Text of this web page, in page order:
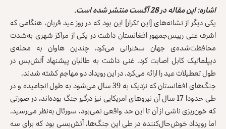
اشاره: این مقاله در 28 آگست منتشر شده است.
یکی دیگر از نشانه‌های [این تکرار] این بود که در روز عید قربان، هنگامی که
اشرف‌ غنی رییس‌جمهور افغانستان داشت در یکی از مراکز شهری به‌شدت
محافظت‌شده‌ی جهان سخنرانی می‌کرد، چندین هاوان به محله‌ی
دیپلماتیک کابل اصابت کرد. غنی داشت به طالبان پیشنهاد آتش‌بس در
طول تعطیلات عید را ارائه می‌کرد. در این رویداد دو مهاجم کشته شدند.
جنگ‌های افغانستان که نزدیک به 39 سال می‌شود به‌ طول انجامیده و در
طی حدودا 17 سال آن نیروهای امریکایی نیز درگیر جنگ بوده‌اند، در صورتی
که خون‌ریزی ناشی از آن تا این حد واقعی نمی‌بود، سورئال به‌نظر می‌رسید.
اما رویداد خوش‌حال‌کننده در طی این جنگ‌ها، آتش‌بسی بود که برای سه